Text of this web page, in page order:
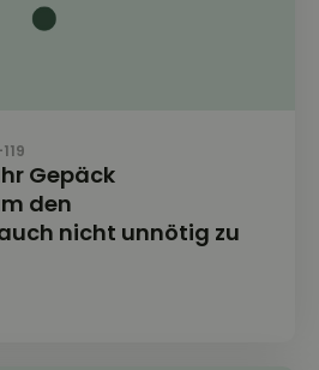
Gepäck
den
nicht unnötig zu